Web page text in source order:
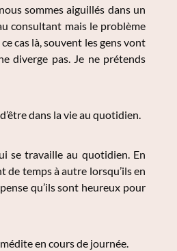
sommes aiguillés dans un
consultant mais le problème
cas là, souvent les gens vont
diverge pas. Je ne prétends
dans la vie au quotidien.
se travaille au quotidien. En
de temps à autre lorsqu’ils en
qu’ils sont heureux pour
en cours de journée.